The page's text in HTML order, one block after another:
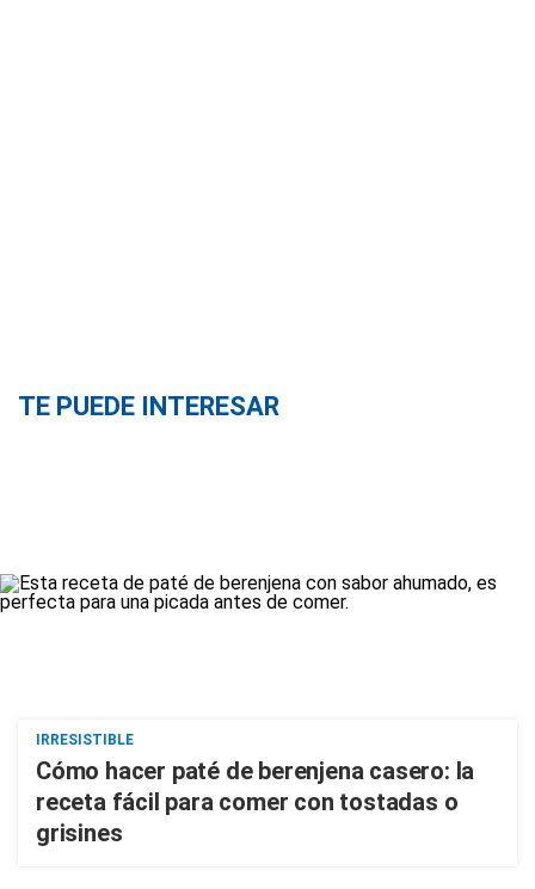
TE PUEDE INTERESAR
IRRESISTIBLE
Cómo hacer paté de berenjena casero: la
receta fácil para comer con tostadas o
grisines